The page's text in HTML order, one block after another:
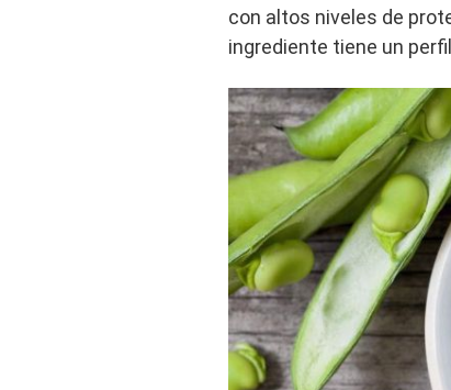
con altos niveles de
ingrediente tiene un